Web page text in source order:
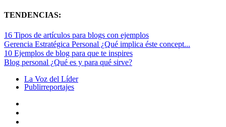
TENDENCIAS:
16 Tipos de artículos para blogs con ejemplos
Gerencia Estratégica Personal ¿Qué implica éste concept...
10 Ejemplos de blog para que te inspires
Blog personal ¿Qué es y para qué sirve?
La Voz del Líder
Publirreportajes